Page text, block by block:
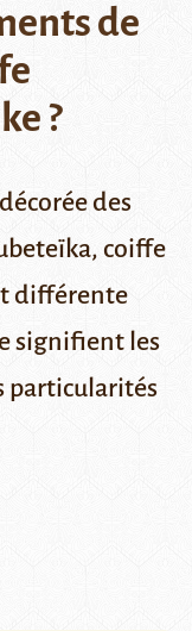
de
?
des
coiffe
différente
signifient les
particularités